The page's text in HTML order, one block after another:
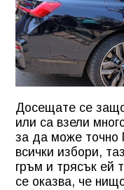
Досещате се
или са взели
за да може точно
всички избори,
гръм и трясък ей
се оказва, че